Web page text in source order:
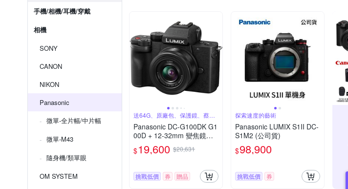
手機/相機/耳機/穿戴
相機
SONY
CANON
NIKON
Panasonic
微單-全片幅/中片幅
微單-M43
隨身機/類單眼
OM SYSTEM
送64G、原廠包、保護鏡、蔡司
噴罐
Panasonic DC-G100DK G1
00D + 12-32mm 變焦鏡組
公司貨
$19,600 $20,631
挑戰低價 券 贈品
探索速度的藝術
Panasonic LUMIX S1II DC-
S1M2 (公司貨)
$98,900
挑戰低價 券